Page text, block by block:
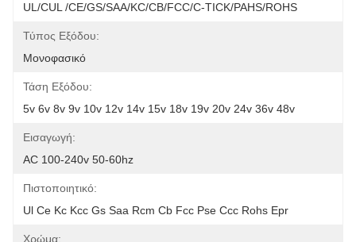
UL/cUL /CE/GS/SAA/KC/CB/FCC/C-TICK/PAHS/ROHS
Τύπος Εξόδου:
Μονοφασικό
Τάση Εξόδου:
5v 6v 8v 9v 10v 12v 14v 15v 18v 19v 20v 24v 36v 48v
Εισαγωγή:
AC 100-240v 50-60hz
Πιστοποιητικό:
Ul Ce Kc Kcc Gs Saa Rcm Cb Fcc Pse Ccc Rohs Epr
Χρώμα: